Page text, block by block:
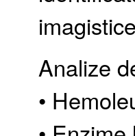
Analize
•